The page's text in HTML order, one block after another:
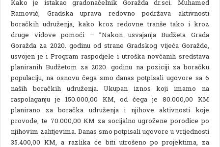
Kako je istakao gradonačelnik Goražda dr.sci. Muhamed
Ramović, Gradska uprava redovno podržava aktivnosti
boračkih udruženja, kako kroz redovne tranše tako i kroz
druge vidove pomoći – ”Nakon usvajanja Budžeta Grada
Goražda za 2020. godinu od strane Gradskog vijeća Goražde,
usvojen je i Program raspodjele i utroška novčanih sredstava
planiranih Budžetom za 2020. godinu na poziciji za boračku
populaciju, na osnovu čega smo danas potpisali ugovore sa 6
naših boračkih udruženja. Ukupan iznos koji imamo na
raspolaganju je 150.000,00 KM, od čega je 80.000,00 KM
planirano za boračka udruženja i njihove aktivnosti koje
provode, te 70.000,00 KM za socijalno ugrožene porodice po
njihovim zahtjevima. Danas smo potpisali ugovore u vrijednosti
35.400,00 KM, a razlika će biti utrošeno po projektima, za